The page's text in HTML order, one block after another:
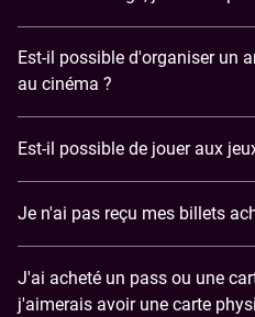
Est-il possible d'organiser un
au cinéma ?
Est-il possible de jouer aux
​Je n'ai pas reçu mes billets
J'ai acheté un pass ou une
j'aimerais avoir une carte